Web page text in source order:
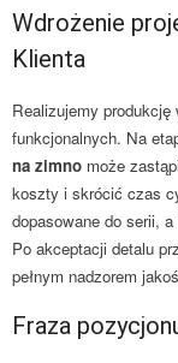
Wdrożenie
Klienta
Realizujemy
funkcjonalnych. Na
na zimno może
koszty i skrócić czas
dopasowane do serii,
Po akceptacji detalu
pełnym nadzorem
Fraza